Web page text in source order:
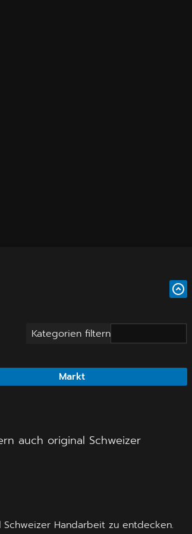
Kategorien filtern
Markt
auch original Schweizer
Handarbeit zu entdecken.